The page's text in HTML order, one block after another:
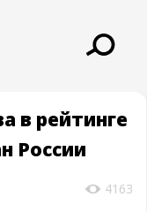
в рейтинге
России
4163